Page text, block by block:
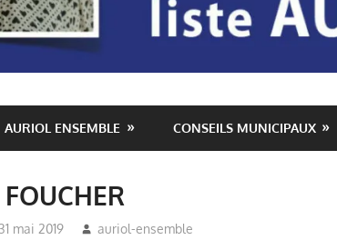
AURIOL ENSEMBLE CONSEILS MUNICIPAUX
FOUCHER
31 mai 2019 auriol-ensemble